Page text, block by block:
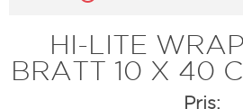
HI-LITE
BRATT 10 X 40
Pris: